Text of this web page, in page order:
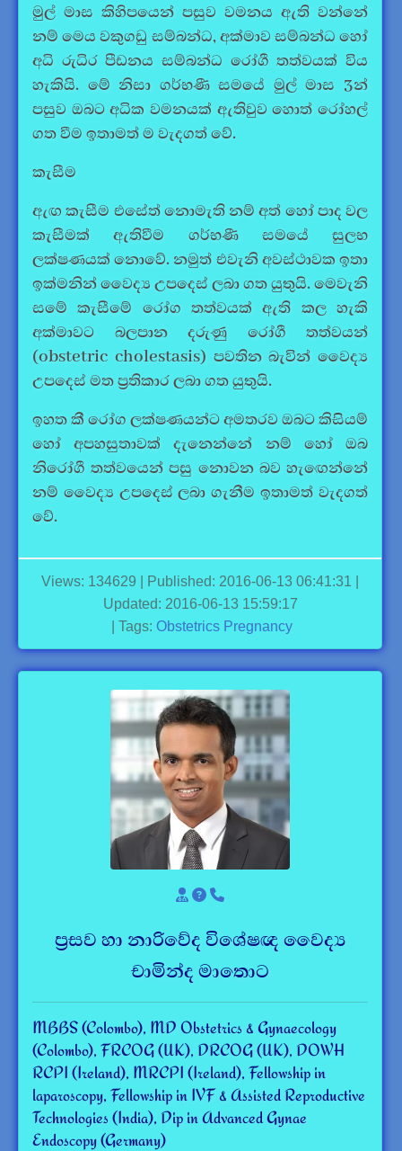
මුල් මාස කිහිපයෙන් පසුව වමනය ඇති වන්නේ
නම් මෙය වකුගඩු සම්බන්ධ, අක්මාව සම්බන්ධ හෝ
අධි රුධිර පීඩනය සම්බන්ධ රෝගී තත්වයක් විය
හැකියි. මේ නිසා ගර්භණී සමයේ මුල් මාස 3න්
පසුව ඔබට අධික වමනයක් ඇතිවුව හොත් රෝහල්
ගත වීම ඉතාමත් ම වැදගත් වේ.
කැසීම
ඇඟ කැසීම එසේත් නොමැති නම් අත් හෝ පාද වල
කැසීමක් ඇතිවීම ගර්භණී සමයේ සුලභ
ලක්ෂණයක් නොවේ. නමුත් එවැනි අවස්ථාවක ඉතා
ඉක්මනින් වෛද්‍ය උපදෙස් ලබා ගත යුතුයි. මෙවැනි
සමේ කැසීමේ රෝග තත්වයක් ඇති කල හැකි
අක්මාවට බලපාන දරුණු රෝගී තත්වයන්
(obstetric cholestasis) පවතින බැවින් වෛද්‍ය
උපදෙස් මත ප්‍රතිකාර ලබා ගත යුතුයි.
ඉහත කී රෝග ලක්ෂණයන්ට අමතරව ඔබට කිසියම්
හෝ අපහසුතාවක් දැනෙන්නේ නම් හෝ ඔබ
නිරෝගී තත්වයෙන් පසු නොවන බව හැඟෙන්නේ
නම් වෛද්‍ය උපදෙස් ලබා ගැනීම ඉතාමත් වැදගත්
වේ.
Views: 134629 | Published: 2016-06-13 06:41:31 |
Updated: 2016-06-13 15:59:17
| Tags: Obstetrics Pregnancy
ප්‍රසව හා නාරිවේද විශේෂඥ වෛද්‍ය
චාමින්ද මාතොට
MBBS (Colombo), MD Obstetrics & Gynaecology
(Colombo), FRCOG (UK), DRCOG (UK), DOWH
RCPI (Ireland), MRCPI (Ireland), Fellowship in
laparoscopy, Fellowship in IVF & Assisted Reproductive
Technologies (India), Dip in Advanced Gynae
Endoscopy (Germany)